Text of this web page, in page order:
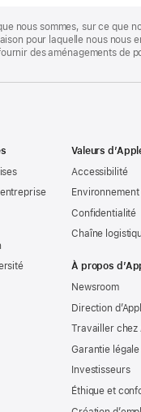
nous sommes, sur ce que
pour laquelle nous nous
des aménagements de
Valeurs
Accessibilité
Environnement
Confidentialité
Chaîne
À propos
Newsroom
Direction
Travailler chez
Garantie légale
Investisseurs
Éthique et